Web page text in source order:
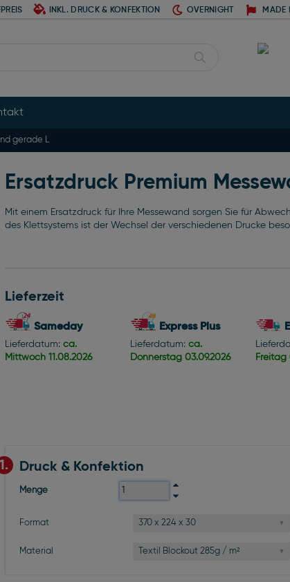
INKL. DRUCK & KONFEKTION OVERNIGHT MADE
gerade L
Ersatzdruck Premium
Mit einem Ersatzdruck für Ihre Messewand sorgen Sie für
des Klettsystems ist der Wechsel der verschiedenen Drucke
Lieferzeit
Sameday
Lieferdatum: ca.
Mittwoch 11.08.2026
Express Plus
Lieferdatum: ca.
Donnerstag 03.09.2026
Freitag
1. Druck & Konfektion
Menge
Format 370 x 224 x 30
Material Textil Blockout 285g / m²